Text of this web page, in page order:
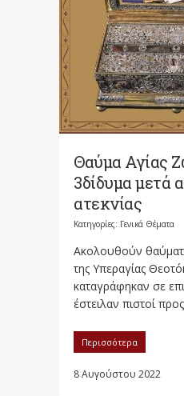
Θαύμα Αγίας
3δίδυμα μετά
ατεκνίας
Κατηγορίες: Γενικά Θέματα
Ακολουθούν
της Υπεραγίας
καταγράφηκαν σε
έστειλαν πιστοί
Περισσότερα
8 Αυγούστου 2022